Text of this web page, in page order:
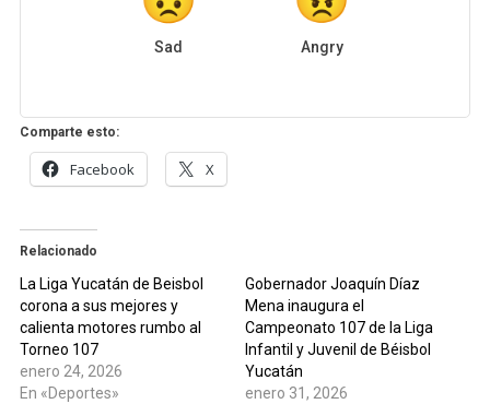
Sad Angry
Comparte esto:
Facebook X
Relacionado
La Liga Yucatán de Beisbol
corona a sus mejores y
calienta motores rumbo al
Torneo 107
enero 24, 2026
En «Deportes»
Gobernador Joaquín Díaz
Mena inaugura el
Campeonato 107 de la Liga
Infantil y Juvenil de Béisbol
Yucatán
enero 31, 2026